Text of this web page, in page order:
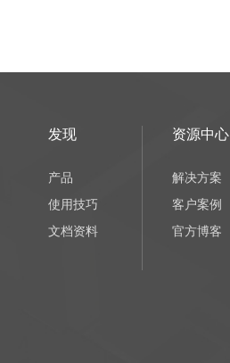
发现
产品
使用技巧
文档资料
资源中心
解决方案
客户案例
官方博客